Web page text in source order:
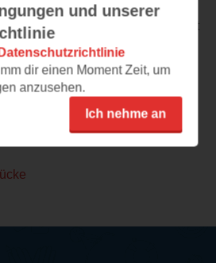
eine liebevolle Einladung,
zu lachen und den Bauernhof mit
Die Leseprobe macht große
würde die restlichen Geschichten
Kind weiter erkunden.
und unserer
Datenschutzrichtlinie
dir einen Moment Zeit, um
anzusehen.
Ich nehme an